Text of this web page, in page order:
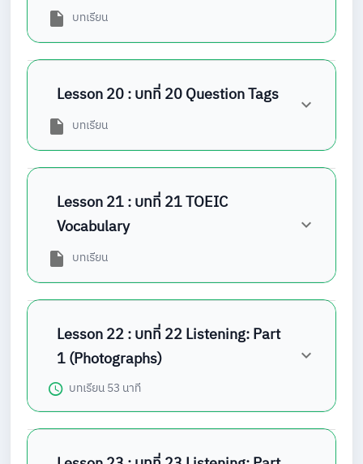
บทเรียน
Lesson 20 : บทที่ 20 Question Tags
บทเรียน
Lesson 21 : บทที่ 21 TOEIC
Vocabulary
บทเรียน
Lesson 22 : บทที่ 22 Listening: Part
1 (Photographs)
บทเรียน53 นาที